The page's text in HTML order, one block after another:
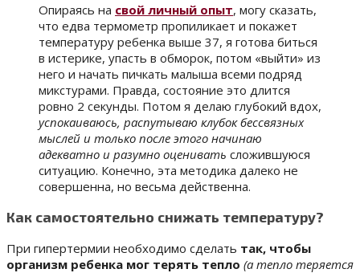
Опираясь на свой личный опыт, могу сказать,
что едва термометр пропиликает и покажет
температуру ребенка выше 37, я готова биться
в истерике, упасть в обморок, потом «выйти» из
него и начать пичкать малыша всеми подряд
микстурами. Правда, состояние это длится
ровно 2 секунды. Потом я делаю глубокий вдох,
успокаиваюсь, распутываю клубок бессвязных
мыслей и только после этого начинаю
адекватно и разумно оценивать сложившуюся
ситуацию. Конечно, эта методика далеко не
совершенна, но весьма действенна.
Как самостоятельно снижать температуру?
При гипертермии необходимо сделать так, чтобы
организм ребенка мог терять тепло (а тепло теряется